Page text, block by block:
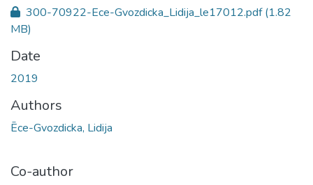
300-70922-Ece-Gvozdicka_Lidija_le17012.pdf(1.82
MB)
Date
2019
Authors
Ēce-Gvozdicka, Lidija
Co-author